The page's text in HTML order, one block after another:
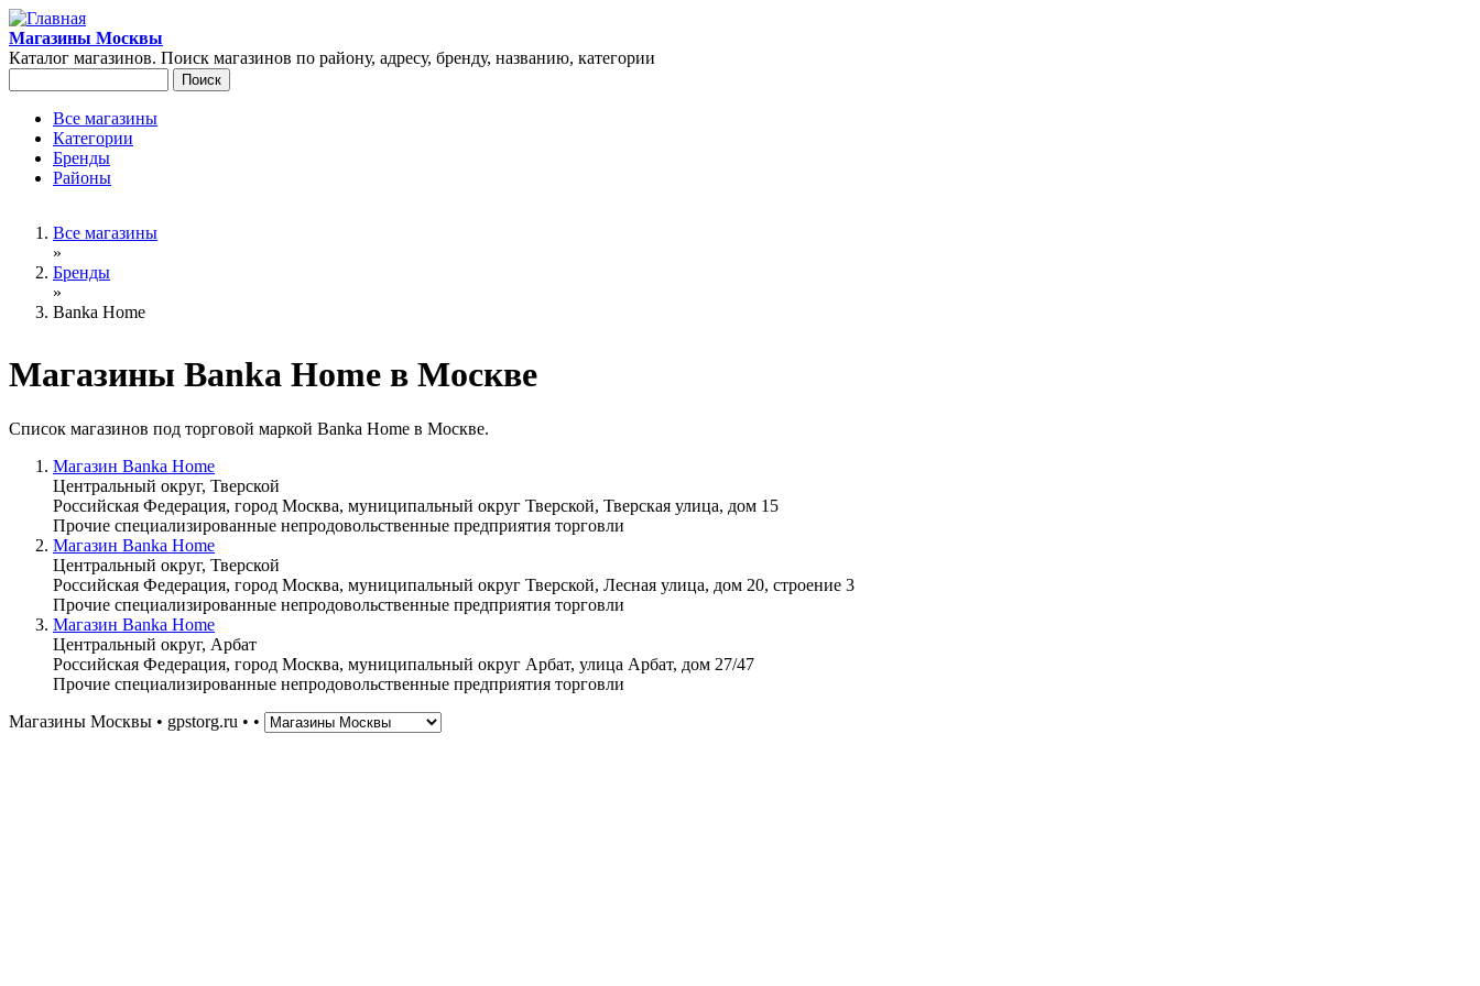
Перейти к основному содержанию
Магазины Москвы
Каталог магазинов. Поиск магазинов по району, адресу, бренду, названию, категории
Главное меню
Все магазины
Категории
Бренды
Районы
Вы здесьВсе магазины
»
Бренды
»
Banka Home
Магазины Banka Home в Москве
Список магазинов под торговой маркой Banka Home в Москве.
Магазин Banka Home
Центральный округ, Тверской
Российская Федерация, город Москва, муниципальный округ Тверской, Тверская улица, дом 15
Прочие специализированные непродовольственные предприятия торговли
Магазин Banka Home
Центральный округ, Тверской
Российская Федерация, город Москва, муниципальный округ Тверской, Лесная улица, дом 20, строение 3
Прочие специализированные непродовольственные предприятия торговли
Магазин Banka Home
Центральный округ, Арбат
Российская Федерация, город Москва, муниципальный округ Арбат, улица Арбат, дом 27/47
Прочие специализированные непродовольственные предприятия торговли
Магазины Москвы • gpstorg.ru • •